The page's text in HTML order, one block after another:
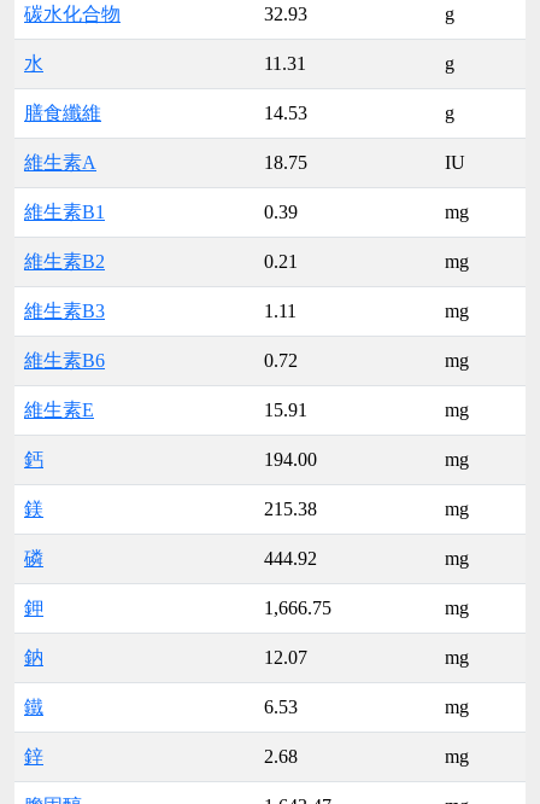
碳水化合物 32.93 g
水 11.31 g
膳食纖維 14.53 g
維生素A 18.75 IU
維生素B1 0.39 mg
維生素B2 0.21 mg
維生素B3 1.11 mg
維生素B6 0.72 mg
維生素E 15.91 mg
鈣 194.00 mg
鎂 215.38 mg
磷 444.92 mg
鉀 1,666.75 mg
鈉 12.07 mg
鐵 6.53 mg
鋅 2.68 mg